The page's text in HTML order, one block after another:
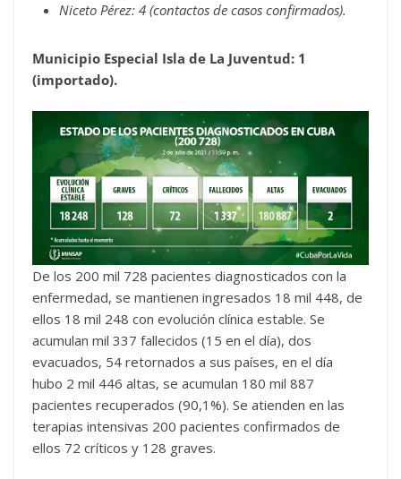
Niceto Pérez: 4 (contactos de casos confirmados).
Municipio Especial Isla de La Juventud: 1
(importado).
De los 200 mil 728 pacientes diagnosticados con la
enfermedad, se mantienen ingresados 18 mil 448, de
ellos 18 mil 248 con evolución clínica estable. Se
acumulan mil 337 fallecidos (15 en el día), dos
evacuados, 54 retornados a sus países, en el día
hubo 2 mil 446 altas, se acumulan 180 mil 887
pacientes recuperados (90,1%). Se atienden en las
terapias intensivas 200 pacientes confirmados de
ellos 72 críticos y 128 graves.